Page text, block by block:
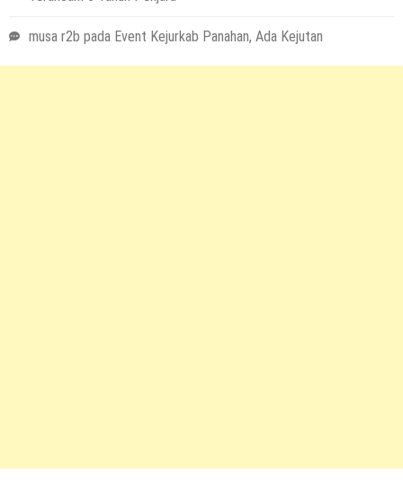
musa r2b pada Event Kejurkab Panahan, Ada Kejutan